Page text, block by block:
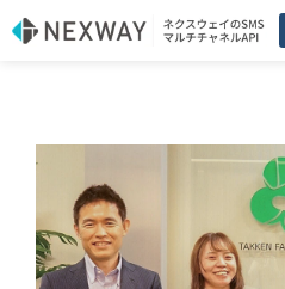
プラン
導入
活用シ